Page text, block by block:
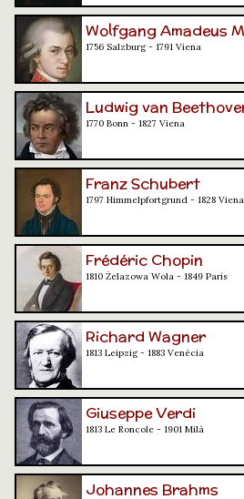
Wolfgang Amadeus
1756 Salzburg - 1791 Viena
Ludwig van
1770 Bonn - 1827 Viena
Franz Schubert
1797 Himmelpfortgrund - 1828 Viena
Frédéric Chopin
1810 Żelazowa Wola - 1849 París
Richard Wagner
1813 Leipzig - 1883 Venècia
Giuseppe Verdi
1813 Le Roncole - 1901 Milà
Johannes Brahms